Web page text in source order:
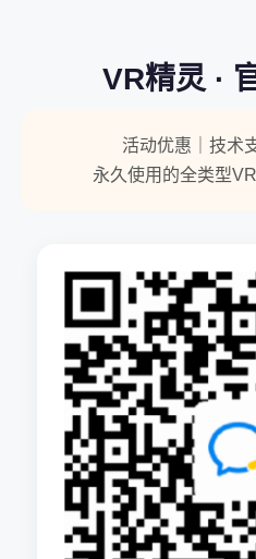
VR精灵 ·
活动优惠｜技术
永久使用的全类型